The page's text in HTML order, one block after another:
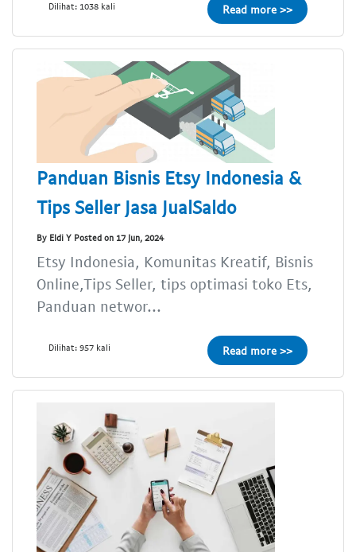
Dilihat: 1038 kali Read more >>
Panduan Bisnis Etsy Indonesia &
Tips Seller Jasa JualSaldo
By Eldi Y Posted on 17 Jun, 2024
Etsy Indonesia, Komunitas Kreatif, Bisnis
Online,Tips Seller, tips optimasi toko Ets,
Panduan networ...
Dilihat: 957 kali Read more >>